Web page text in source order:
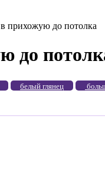
прихожую до потолка
до
белый глянец